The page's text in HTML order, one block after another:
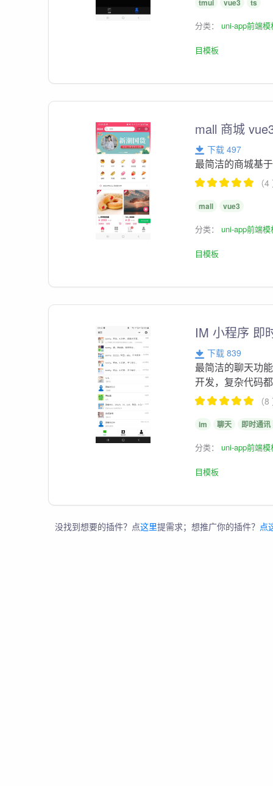
tmui vue3 ts
分类：uni-app前端模
目模板
mall 商城
下载 497
最简洁的商城基
（
mall vue3
分类：uni-app前端模
目模板
IM 小程序 即
下载 839
最简洁的聊天功
开发，复杂代码
（
im 聊天 即时通讯
分类：uni-app前端模
目模板
没找到想要的插件？点这里提需求；想推广你的插件？ 点